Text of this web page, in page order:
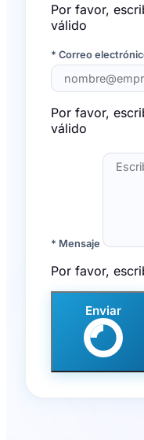
Por favor,
válido
* Correo
Por favor,
válido
* Mensaje
Por favor,
Enviar